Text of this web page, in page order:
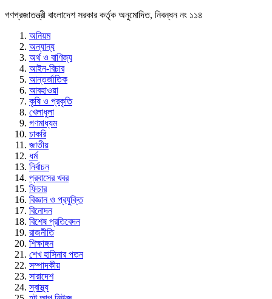
গণপ্রজাতন্ত্রী বাংলাদেশ সরকার কর্তৃক অনুমোদিত, নিবন্ধন নং ১১৪
অনিয়ম
অন্যান্য
অর্থ ও বাণিজ্য
আইন-বিচার
আন্তর্জাতিক
আবহাওয়া
কৃষি ও প্রকৃতি
খেলাধুলা
গণমাধ্যম
চাকরি
জাতীয়
ধর্ম
নির্বাচন
প্রবাসের খবর
ফিচার
বিজ্ঞান ও প্রযুক্তি
বিনোদন
বিশেষ প্রতিবেদন
রাজনীতি
শিক্ষাঙ্গন
শেখ হাসিনার পতন
সম্পাদকীয়
সারাদেশ
স্বাস্থ্য